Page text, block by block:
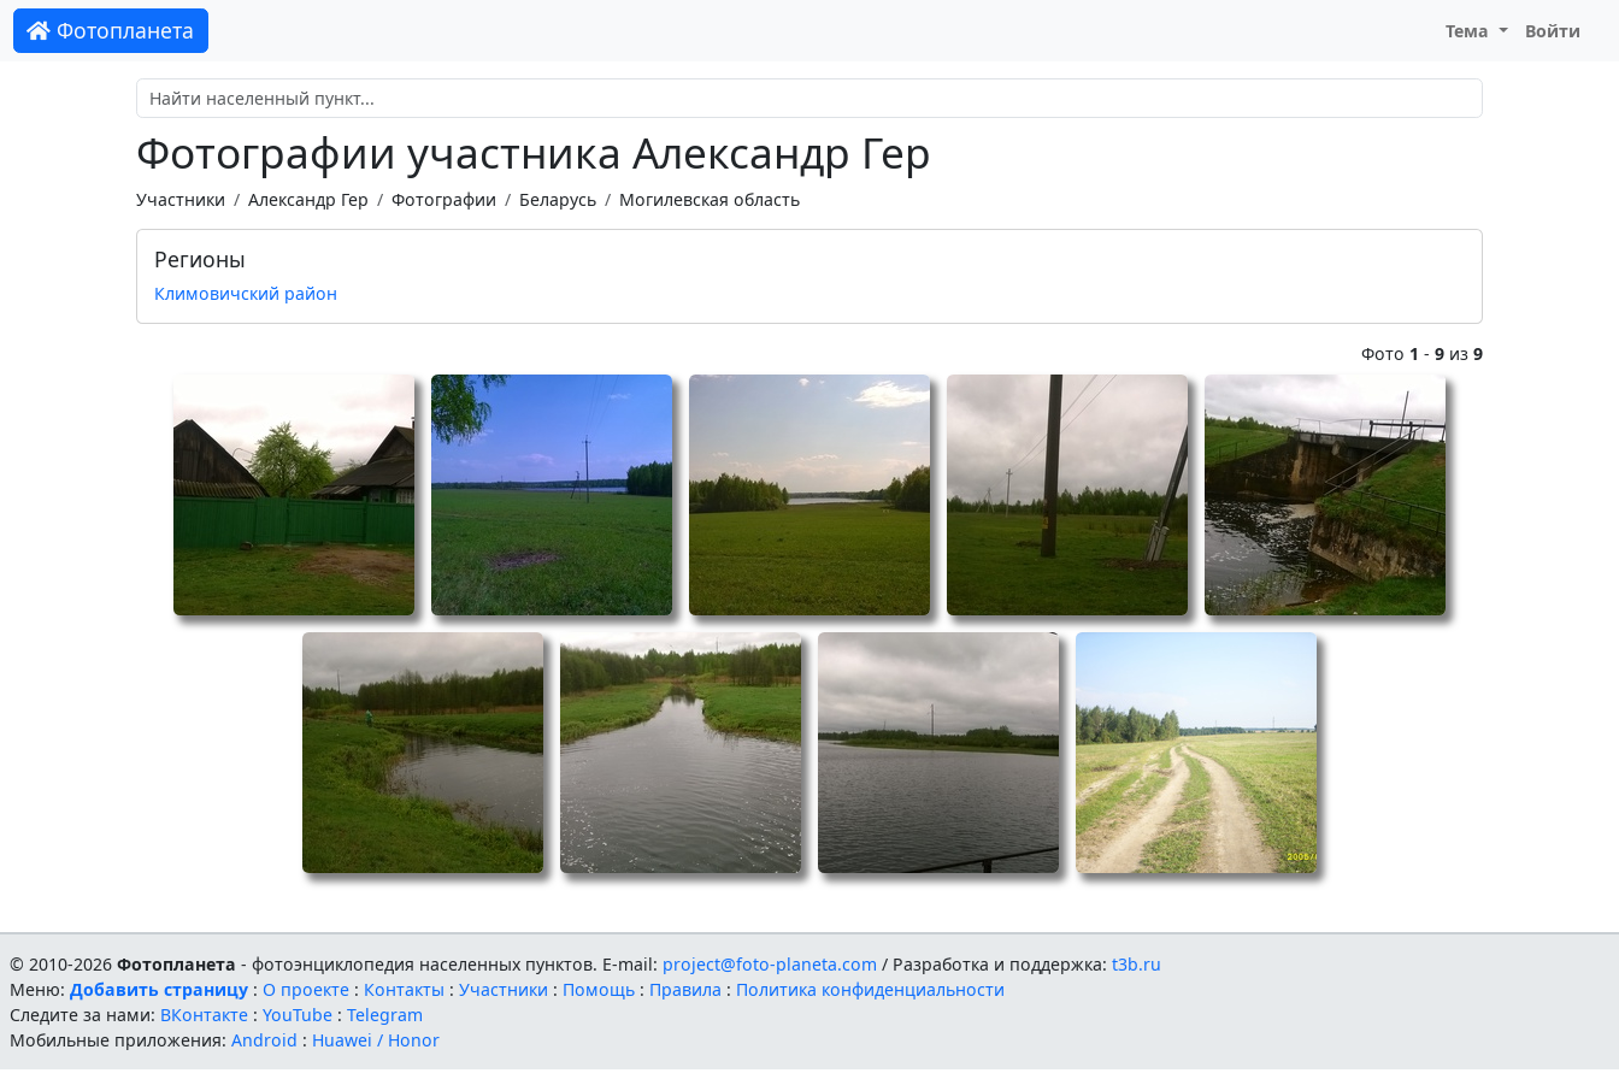
Фотопланета Тема Войти
Фотографии участника Александр Гер
Участники Александр Гер Фотографии Беларусь Могилевская область
Регионы
Климовичский район
Фото 1 -9 из9
© 2010-2026Фотопланета - фотоэнциклопедия населенных пунктов. E-mail: project@foto-planeta.com / Разработка и поддержка:t3b.ru
Меню:Добавить страницу : О проекте : Контакты :Участники : Помощь : Правила : Политика конфиденциальности
Следите за нами: ВКонтакте :YouTube :Telegram
Мобильные приложения:Android : Huawei / Honor